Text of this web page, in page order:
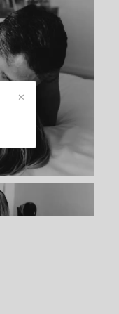
✕